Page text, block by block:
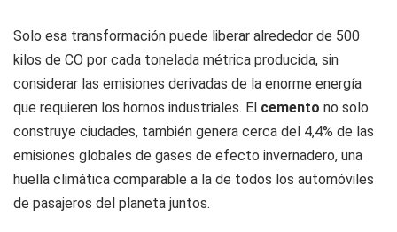
Solo esa transformación puede liberar alrededor de 500
kilos de CO por cada tonelada métrica producida, sin
considerar las emisiones derivadas de la enorme energía
que requieren los hornos industriales. El cemento no solo
construye ciudades, también genera cerca del 4,4% de las
emisiones globales de gases de efecto invernadero, una
huella climática comparable a la de todos los automóviles
de pasajeros del planeta juntos.